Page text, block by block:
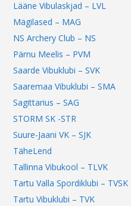
Lääne Vibulaskjad – LVL
Mägilased – MAG
NS Archery Club – NS
Pärnu Meelis – PVM
Saarde Vibuklubi – SVK
Saaremaa Vibuklubi – SMA
Sagittarius – SAG
STORM SK -STR
Suure-Jaani VK – SJK
TäheLend
Tallinna Vibukool – TLVK
Tartu Valla Spordiklubi – TVSK
Tartu Vibuklubi – TVK